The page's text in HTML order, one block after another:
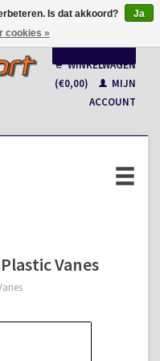
Français
WINKELWAGEN
(€0,00)
MIJN
ACCOUNT
Vanes
Is dat akkoord?
Ja
cookies »